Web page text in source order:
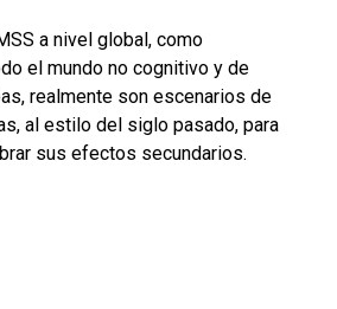
a nivel global, como
el mundo no cognitivo y de
realmente son escenarios de
al estilo del siglo pasado, para
sus efectos secundarios.